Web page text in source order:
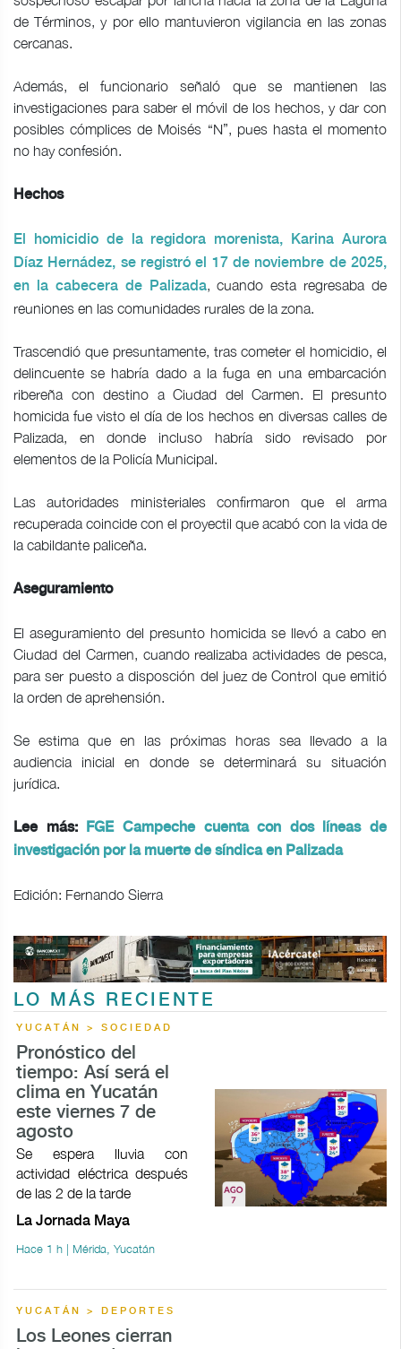
de Términos, y por ello mantuvieron vigilancia en las zonas
cercanas.
Además, el funcionario señaló que se mantienen las
investigaciones para saber el móvil de los hechos, y dar con
posibles cómplices de Moisés “N”, pues hasta el momento
no hay confesión.
Hechos
El homicidio de la regidora morenista, Karina Aurora
Díaz Hernádez, se registró el 17 de noviembre de 2025,
en la cabecera de Palizada, cuando esta regresaba de
reuniones en las comunidades rurales de la zona.
Trascendió que presuntamente, tras cometer el homicidio, el
delincuente se habría dado a la fuga en una embarcación
ribereña con destino a Ciudad del Carmen. El presunto
homicida fue visto el día de los hechos en diversas calles de
Palizada, en donde incluso habría sido revisado por
elementos de la Policía Municipal.
Las autoridades ministeriales confirmaron que el arma
recuperada coincide con el proyectil que acabó con la vida de
la cabildante paliceña.
Aseguramiento
El aseguramiento del presunto homicida se llevó a cabo en
Ciudad del Carmen, cuando realizaba actividades de pesca,
para ser puesto a disposción del juez de Control que emitió
la orden de aprehensión.
Se estima que en las próximas horas sea llevado a la
audiencia inicial en donde se determinará su situación
jurídica.
Lee más:
FGE Campeche cuenta con dos líneas de
investigación por la muerte de síndica en Palizada
Edición: Fernando Sierra
LO MÁS RECIENTE
YUCATÁN > SOCIEDAD
Pronóstico del
tiempo: Así será el
clima en Yucatán
este viernes 7 de
agosto
Se espera lluvia con
actividad eléctrica después
de las 2 de la tarde
La Jornada Maya
Hace 1 h | Mérida, Yucatán
YUCATÁN > DEPORTES
Los Leones cierran